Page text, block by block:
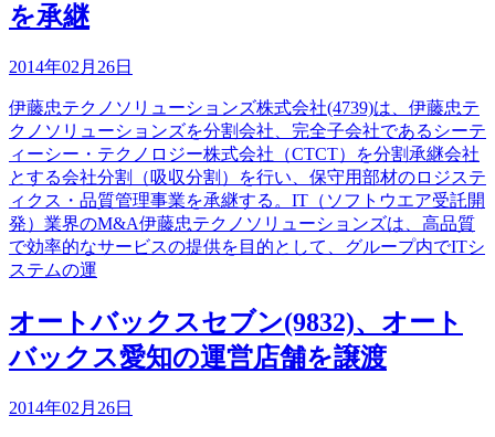
を承継
2014年02月26日
伊藤忠テクノソリューションズ株式会社(4739)は、伊藤忠テ
クノソリューションズを分割会社、完全子会社であるシーテ
ィーシー・テクノロジー株式会社（CTCT）を分割承継会社
とする会社分割（吸収分割）を行い、保守用部材のロジステ
ィクス・品質管理事業を承継する。IT（ソフトウエア受託開
発）業界のM&A伊藤忠テクノソリューションズは、高品質
で効率的なサービスの提供を目的として、グループ内でITシ
ステムの運
オートバックスセブン(9832)、オート
バックス愛知の運営店舗を譲渡
2014年02月26日